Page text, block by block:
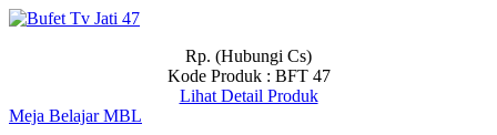
Rp. (Hubungi Cs)
Kode Produk : BFT 47
Lihat Detail Produk
Meja Belajar MBL